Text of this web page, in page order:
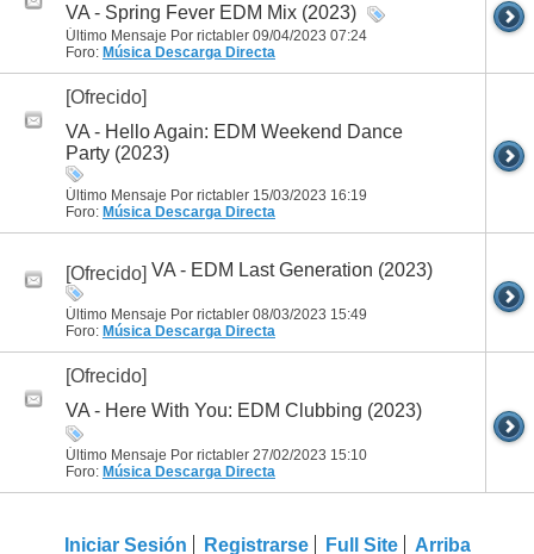
VA - Spring Fever EDM Mix (2023)
Último Mensaje Por rictabler 09/04/2023 07:24
Foro: Música Descarga Directa
[Ofrecido]
VA - Hello Again: EDM Weekend Dance
Party (2023)
Último Mensaje Por rictabler 15/03/2023 16:19
Foro: Música Descarga Directa
[Ofrecido] VA - EDM Last Generation (2023)
Último Mensaje Por rictabler 08/03/2023 15:49
Foro: Música Descarga Directa
[Ofrecido]
VA - Here With You: EDM Clubbing (2023)
Último Mensaje Por rictabler 27/02/2023 15:10
Foro: Música Descarga Directa
Iniciar Sesión Registrarse Full Site Arriba